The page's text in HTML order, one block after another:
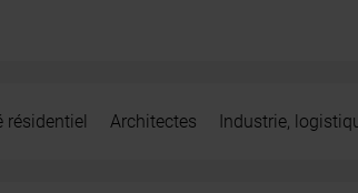
résidentiel Architectes Industrie,